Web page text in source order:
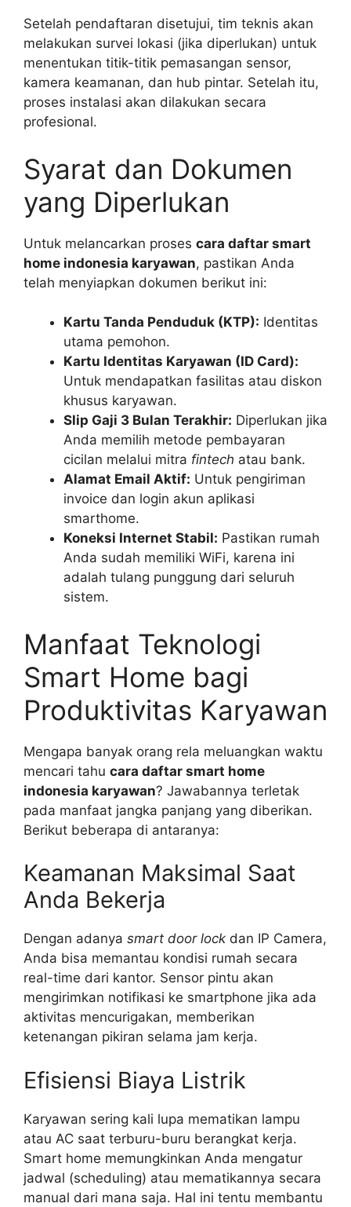
Setelah pendaftaran disetujui, tim teknis akan
melakukan survei lokasi (jika diperlukan) untuk
menentukan titik-titik pemasangan sensor,
kamera keamanan, dan hub pintar. Setelah itu,
proses instalasi akan dilakukan secara
profesional.
Syarat dan Dokumen
yang Diperlukan
Untuk melancarkan proses cara daftar smart
home indonesia karyawan, pastikan Anda
telah menyiapkan dokumen berikut ini:
Kartu Tanda Penduduk (KTP): Identitas
utama pemohon.
Kartu Identitas Karyawan (ID Card):
Untuk mendapatkan fasilitas atau diskon
khusus karyawan.
Slip Gaji 3 Bulan Terakhir: Diperlukan jika
Anda memilih metode pembayaran
cicilan melalui mitra fintech atau bank.
Alamat Email Aktif: Untuk pengiriman
invoice dan login akun aplikasi
smarthome.
Koneksi Internet Stabil: Pastikan rumah
Anda sudah memiliki WiFi, karena ini
adalah tulang punggung dari seluruh
sistem.
Manfaat Teknologi
Smart Home bagi
Produktivitas Karyawan
Mengapa banyak orang rela meluangkan waktu
mencari tahu cara daftar smart home
indonesia karyawan? Jawabannya terletak
pada manfaat jangka panjang yang diberikan.
Berikut beberapa di antaranya:
Keamanan Maksimal Saat
Anda Bekerja
Dengan adanya smart door lock dan IP Camera,
Anda bisa memantau kondisi rumah secara
real-time dari kantor. Sensor pintu akan
mengirimkan notifikasi ke smartphone jika ada
aktivitas mencurigakan, memberikan
ketenangan pikiran selama jam kerja.
Efisiensi Biaya Listrik
Karyawan sering kali lupa mematikan lampu
atau AC saat terburu-buru berangkat kerja.
Smart home memungkinkan Anda mengatur
jadwal (scheduling) atau mematikannya secara
manual dari mana saja. Hal ini tentu membantu